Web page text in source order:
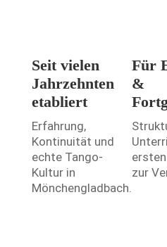
Seit vielen
Jahrzehnten
etabliert
Erfahrung,
Kontinuität und
echte Tango-
Kultur in
Mönchengladbach.
Für
&
zur